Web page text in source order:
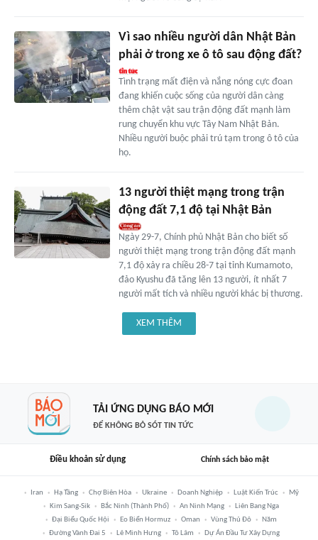
Vì sao nhiều người dân Nhật Bản
phải ở trong xe ô tô sau động đất?
Tình trạng mất điện và nắng nóng cực đoan
đang khiến cuộc sống của người dân càng
thêm chật vật sau trận động đất mạnh làm
rung chuyển khu vực Tây Nam Nhật Bản.
Nhiều người buộc phải trú tạm trong ô tô của
họ.
13 người thiệt mạng trong trận
động đất 7,1 độ tại Nhật Bản
Ngày 29-7, Chính phủ Nhật Bản cho biết số
người thiệt mạng trong trận động đất mạnh
7,1 độ xảy ra chiều 28-7 tại tỉnh Kumamoto,
đảo Kyushu đã tăng lên 13 người, ít nhất 7
người mất tích và nhiều người khác bị thương.
XEM THÊM
TẢI ỨNG DỤNG BÁO MỚI
ĐỂ KHÔNG BỎ SÓT TIN TỨC
Điều khoản sử dụng Chính sách bảo mật
Iran Hạ Tầng Chợ Biên Hòa Ukraine Doanh Nghiệp Luật Kiến Trúc
Mỹ
Kim Sang-Sik
Bắc Ninh (thành Phố) An Ninh Mạng
Liên Bang Nga
Đại Biểu Quốc Hội
Eo Biển Hormuz Oman Vùng Thủ Đô
Năm
Đường Vành Đai 5
Lê Minh Hưng Tô Lâm Dự Án Đầu Tư Xây Dựng